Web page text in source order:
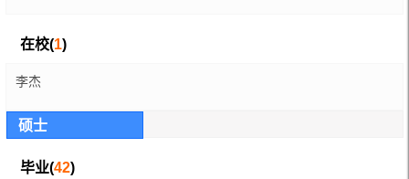
在校(1)
李杰
硕士
毕业(42)